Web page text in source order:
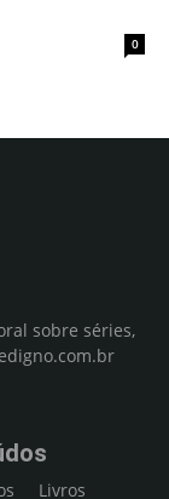
0
sobre séries,
Livros